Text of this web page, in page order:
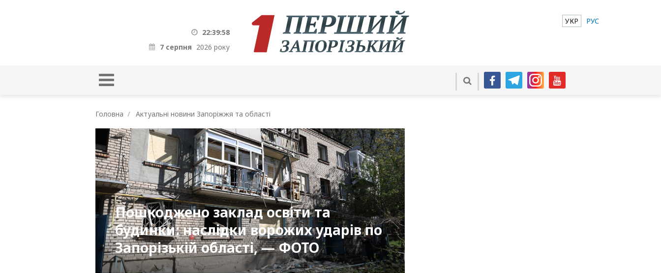
22:39:59
7 серпня 2026 року
УКР РУС
Головна Актуальні новини Запоріжжя та області
Пошкоджено заклад освіти та
будинки: наслідки ворожих ударів по
Запорізькій області, — ФОТО